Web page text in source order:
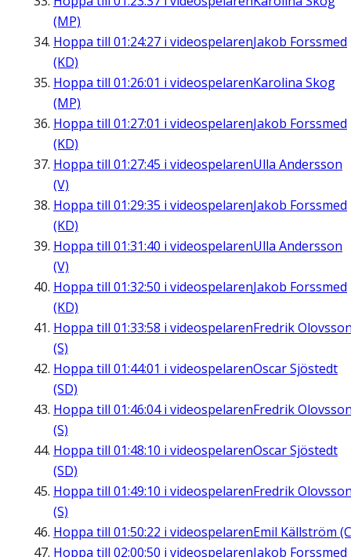
(MP)
Hoppa till 01:24:27 i videospelarenJakob Forssmed
(KD)
Hoppa till 01:26:01 i videospelarenKarolina Skog
(MP)
Hoppa till 01:27:01 i videospelarenJakob Forssmed
(KD)
Hoppa till 01:27:45 i videospelarenUlla Andersson
(V)
Hoppa till 01:29:35 i videospelarenJakob Forssmed
(KD)
Hoppa till 01:31:40 i videospelarenUlla Andersson
(V)
Hoppa till 01:32:50 i videospelarenJakob Forssmed
(KD)
Hoppa till 01:33:58 i videospelarenFredrik
(S)
Hoppa till 01:44:01 i videospelarenOscar Sjöstedt
(SD)
Hoppa till 01:46:04i videospelarenFredrik
(S)
Hoppa till 01:48:10 i videospelarenOscar Sjöstedt
(SD)
Hoppa till 01:49:10 i videospelarenFredrik
(S)
Hoppa till 01:50:22 i videospelarenEmil Källström
Hoppa till 02:00:50 i videospelarenJakob Forssmed